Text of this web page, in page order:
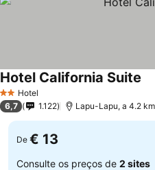
2 Estrelas
Hotel
Hotel California Suite
6,7 1.122 Lapu-Lapu, a 4.2
De € 13
Consulte os preços de 2 sites